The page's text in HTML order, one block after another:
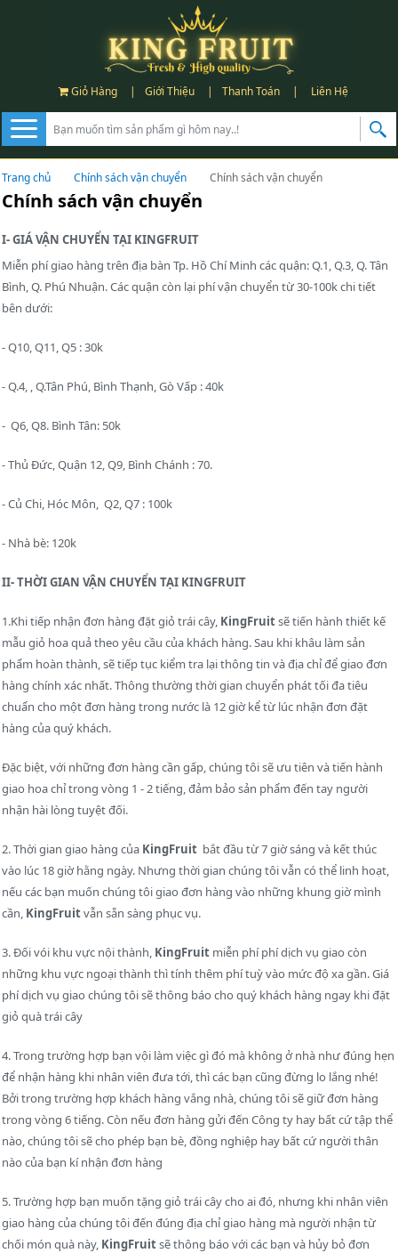
Giỏ Hàng | Giới Thiệu | Thanh Toán | Liên Hệ
Trang chủ Chính sách vận chuyển Chính sách vận chuyển
Chính sách vận chuyển
I- GIÁ VẬN CHUYỂN TẠI KINGFRUIT
Miễn phí giao hàng trên địa bàn Tp. Hồ Chí Minh các quận: Q.1, Q.3, Q. Tân
Bình, Q. Phú Nhuận. Các quận còn lại phí vận chuyển từ 30-100k chi tiết
bên dưới:
- Q10, Q11, Q5 : 30k
- Q.4, , Q.Tân Phú, Bình Thạnh, Gò Vấp : 40k
- Q6, Q8. Bình Tân: 50k
- Thủ Đức, Quận 12, Q9, Bình Chánh : 70.
- Củ Chi, Hóc Môn, Q2, Q7 : 100k
- Nhà bè: 120k
II- THỜI GIAN VẬN CHUYỂN TẠI KINGFRUIT
1.Khi tiếp nhận đơn hàng đặt giỏ trái cây, KingFruitsẽ tiến hành thiết kế
mẫu giỏ hoa quả theo yêu cầu của khách hàng. Sau khi khâu làm sản
phẩm hoàn thành, sẽ tiếp tục kiểm tra lại thông tin và địa chỉ để giao đơn
hàng chính xác nhất. Thông thường thời gian chuyển phát tối đa tiêu
chuẩn cho một đơn hàng trong nước là 12 giờ kể từ lúc nhận đơn đặt
hàng của quý khách.
Đặc biệt, với những đơn hàng cần gấp, chúng tôi sẽ ưu tiên và tiến hành
giao hoa chỉ trong vòng 1 - 2 tiếng, đảm bảo sản phẩm đến tay người
nhận hài lòng tuyệt đối.
2. Thời gian giao hàng của KingFruit bắt đầu từ 7 giờ sáng và kết thúc
vào lúc 18 giờ hằng ngày. Nhưng thời gian chúng tôi vẫn có thể linh hoạt,
nếu các bạn muốn chúng tôi giao đơn hàng vào những khung giờ mình
cần, KingFruitvẫn sẵn sàng phục vụ.
3. Đối vói khu vực nội thành, KingFruit miễn phí phí dịch vụ giao còn
những khu vực ngoại thành thì tính thêm phí tuỳ vào mức độ xa gần. Giá
phí dịch vụ giao chúng tôi sẽ thông báo cho quý khách hàng ngay khi đặt
giỏ quà trái cây
4. Trong trường hợp bạn vội làm việc gì đó mà không ở nhà như đúng hẹn
để nhận hàng khi nhân viên đưa tới, thì các bạn cũng đừng lo lắng nhé!
Bởi trong trường hợp khách hàng vắng nhà, chúng tôi sẽ giữ đơn hàng
trong vòng 6 tiếng. Còn nếu đơn hàng gửi đến Công ty hay bất cứ tập thể
nào, chúng tôi sẽ cho phép bạn bè, đồng nghiệp hay bất cứ người thân
nào của bạn kí nhận đơn hàng
5. Trường hợp bạn muốn tặng giỏ trái cây cho ai đó, nhưng khi nhân viên
giao hàng của chúng tôi đến đúng địa chỉ giao hàng mà người nhận từ
chối món quà này, KingFruitsẽ thông báo với các bạn và hủy bỏ đơn